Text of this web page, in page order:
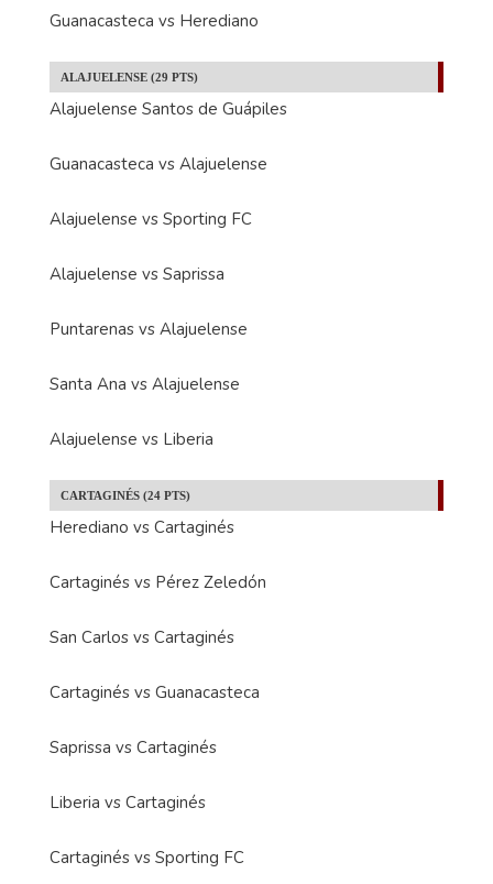
Guanacasteca vs Herediano
ALAJUELENSE (29 PTS)
Alajuelense Santos de Guápiles
Guanacasteca vs Alajuelense
Alajuelense vs Sporting FC
Alajuelense vs Saprissa
Puntarenas vs Alajuelense
Santa Ana vs Alajuelense
Alajuelense vs Liberia
CARTAGINÉS (24 PTS)
Herediano vs Cartaginés
Cartaginés vs Pérez Zeledón
San Carlos vs Cartaginés
Cartaginés vs Guanacasteca
Saprissa vs Cartaginés
Liberia vs Cartaginés
Cartaginés vs Sporting FC